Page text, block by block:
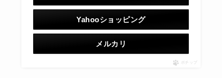
Yahooショッピング
メルカリ
ポチップ